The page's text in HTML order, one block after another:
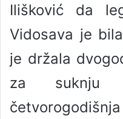
Ilišković da
Vidosava je
je držala
za